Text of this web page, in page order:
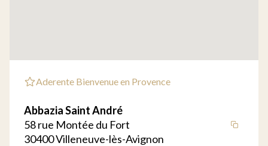
Aderente Bienvenue en Provence
Abbazia Saint André
58 rue Montée du Fort
30400 Villeneuve-lès-Avignon